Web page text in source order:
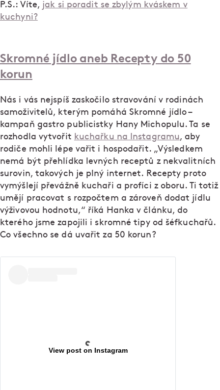
P.S.: Víte, jak si poradit se zbylým kváskem v
kuchyni?
Skromné jídlo aneb Recepty do 50
korun
Nás i vás nejspíš zaskočilo stravování v rodinách
samoživitelů, kterým pomáhá Skromné jídlo –
kampaň gastro publicistky Hany Michopulu. Ta se
rozhodla vytvořit kuchařku na Instagramu, aby
rodiče mohli lépe vařit i hospodařit. „Výsledkem
nemá být přehlídka levných receptů z nekvalitních
surovin, takových je plný internet. Recepty proto
vymýšlejí převážně kuchaři a profíci z oboru. Ti totiž
umějí pracovat s rozpočtem a zároveň dodat jídlu
výživovou hodnotu,“ říká Hanka v článku, do
kterého jsme zapojili i skromné tipy od šéfkuchařů.
Co všechno se dá uvařit za 50 korun?
View post on Instagram